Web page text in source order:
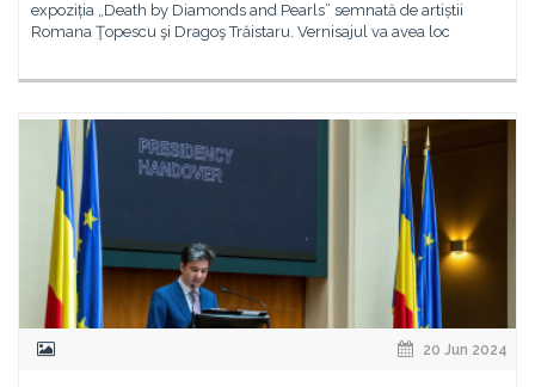
expoziția „Death by Diamonds and Pearls” semnată de artiștii
Romana Ţopescu şi Dragoş Trăistaru. Vernisajul va avea loc
20 Jun 2024